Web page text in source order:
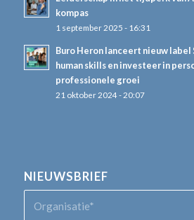
kompas
1 september 2025 - 16:31
Buro Heron lanceert nieuw label
human skills en investeer in
professionele groei
21 oktober 2024 - 20:07
NIEUWSBRIEF